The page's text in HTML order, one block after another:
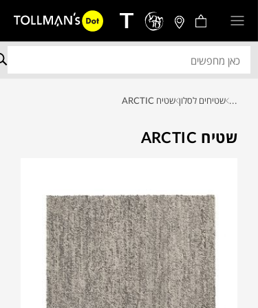
... שטיחים לסלון שטיח ARCTIC
שטיח ARCTIC